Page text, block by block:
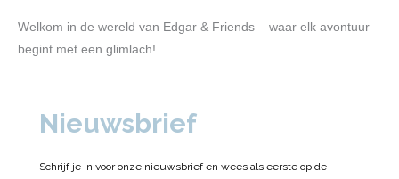
Welkom in de wereld van Edgar & Friends – waar elk avontuur
begint met een glimlach!
Nieuwsbrief
Schrijf je in voor onze nieuwsbrief en wees als eerste op de